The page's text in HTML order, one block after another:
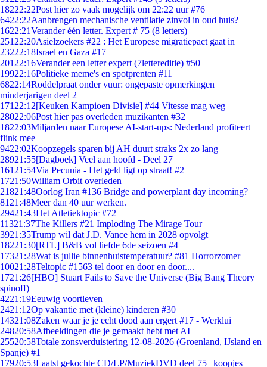
18222:22Post hier zo vaak mogelijk om 22:22 uur #76
6422:22Aanbrengen mechanische ventilatie zinvol in oud huis?
1622:21Verander één letter. Expert # 75 (8 letters)
251 22:20Asielzoekers #22 : Het Europese migratiepact gaat in
23222:18Israel en Gaza #17
201 22:16Verander een letter expert (7lettereditie) #50
19922:16Politieke meme's en spotprenten #11
6822:14Roddelpraat onder vuur: ongepaste opmerkingen
minderjarigen deel 2
171 22:12[Keuken Kampioen Divisie] #44 Vitesse mag weg
28022:06Post hier pas overleden muzikanten #32
1822:03Miljarden naar Europese AI-start-ups: Nederland profiteert
flink mee
9422:02Koopzegels sparen bij AH duurt straks 2x zo lang
28921:55[Dagboek] Veel aan hoofd - Deel 27
161 21:54Via Pecunia - Het geld ligt op straat! #2
1721:50William Orbit overleden
21821:48Oorlog Iran #136 Bridge and powerplant day incoming?
81 21:48Meer dan 40 uur werken.
29421:43Het Atletiektopic #72
11321:37The Killers #21 Imploding The Mirage Tour
3921:35Trump wil dat J.D. Vance hem in 2028 opvolgt
18221:30[RTL] B&B vol liefde 6de seizoen #4
17321:28Wat is jullie binnenhuistemperatuur? #81 Horrorzomer
10021:28Teltopic #1563 tel door en door en door....
1721:26[HBO] Stuart Fails to Save the Universe (Big Bang Theory
spinoff)
4221:19Eeuwig voortleven
2421:12Op vakantie met (kleine) kinderen #30
14321:08Zaken waar je je echt dood aan ergert #17 - Werklui
24820:58Afbeeldingen die je gemaakt hebt met AI
25520:58Totale zonsverduistering 12-08-2026 (Groenland, IJsland en
Spanje) #1
17920:53Laatst gekochte CD/LP/MuziekDVD deel 75 | koopjes